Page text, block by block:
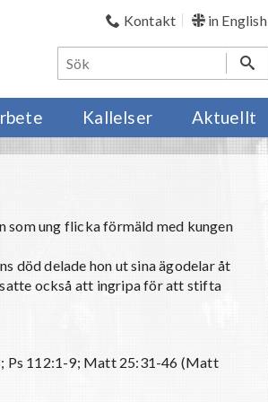
Kontakt in English
Kallelser Aktuellt
som ung flicka förmäld med kungen
död delade hon ut sina ägodelar åt
också att ingripa för att stifta
Ps 112:1-9; Matt 25:31-46 (Matt